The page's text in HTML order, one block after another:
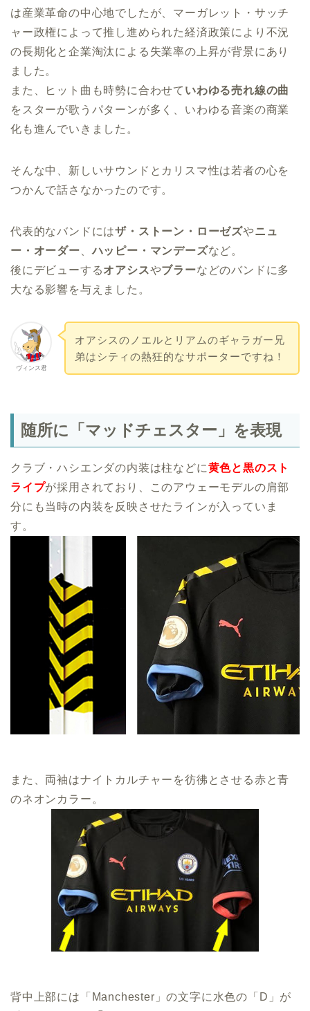
は産業革命の中心地でしたが、マーガレット・サッチ
ャー政権によって推し進められた経済政策により不況
の長期化と企業淘汰による失業率の上昇が背景にあり
ました。
また、ヒット曲も時勢に合わせて いわゆる売れ線の曲
をスターが歌うパターンが多く、いわゆる音楽の商業
化も進んでいきました。
そんな中、新しいサウンドとカリスマ性は若者の心を
つかんで話さなかったのです。
代表的なバンドにはザ・ストーン・ローゼズやニュ
ー・オーダー 、ハッピー・マンデーズなど。
後にデビューするオアシスやブラーなどのバンドに多
大なる影響を与えました。
ヴィンス君
オアシスのノエルとリアムのギャラガー兄
弟はシティの熱狂的なサポーターですね！
随所に「マッドチェスター」を表現
クラブ・ハシエンダの内装は柱などに黄色と黒のスト
ライプが採用されており、このアウェーモデルの肩部
分にも当時の内装を反映させたラインが入っていま
す。
また、両袖はナイトカルチャーを彷彿とさせる赤と青
のネオンカラー。
背中上部には「Manchester」の文字に水色の「D」が